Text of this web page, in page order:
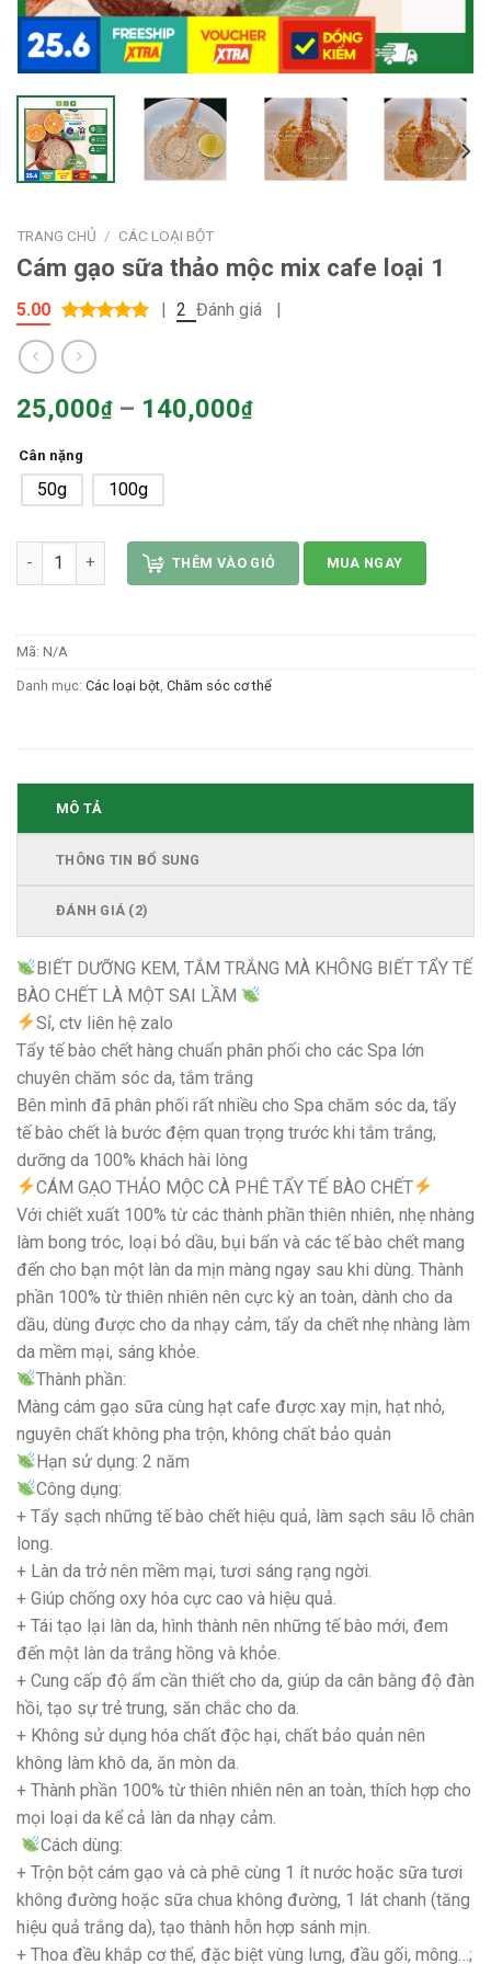
TRANG CHỦ / CÁC LOẠI BỘT
Cám gạo sữa thảo mộc mix cafe loại 1
5.00
5.00
5
| 2 Đánh giá |
25,000₫– 140,000₫
Cân nặng
50g 100g
Cám gạo sữa thảo mộc mix cafe loại 1 số lượng
THÊM VÀO GIỎ MUA NGAY
Mã: N/A
Danh mục: Các loại bột Chăm sóc cơ thể
MÔ TẢ
THÔNG TIN BỔ SUNG
ĐÁNH GIÁ (2)
BIẾT DƯỠNG KEM, TẮM TRẮNG MÀ KHÔNG BIẾT TẨY TẾ
BÀO CHẾT LÀ MỘT SAI LẦM
Sỉ, ctv liên hệ zalo
Tẩy tế bào chết hàng chuẩn phân phối cho các Spa lớn
chuyên chăm sóc da, tắm trắng
Bên mình đã phân phối rất nhiều cho Spa chăm sóc da, tẩy
tế bào chết là bước đệm quan trọng trước khi tắm trắng,
dưỡng da 100% khách hài lòng
CÁM GẠO THẢO MỘC CÀ PHÊ TẨY TẾ BÀO CHẾT
Với chiết xuất 100% từ các thành phần thiên nhiên, nhẹ nhàng
làm bong tróc, loại bỏ dầu, bụi bẩn và các tế bào chết mang
đến cho bạn một làn da mịn màng ngay sau khi dùng. Thành
phần 100% từ thiên nhiên nên cực kỳ an toàn, dành cho da
dầu, dùng được cho da nhạy cảm, tẩy da chết nhẹ nhàng làm
da mềm mại, sáng khỏe.
Thành phần:
Màng cám gạo sữa cùng hạt cafe được xay mịn, hạt nhỏ,
nguyên chất không pha trộn, không chất bảo quản
Hạn sử dụng: 2 năm
Công dụng:
+ Tẩy sạch những tế bào chết hiệu quả, làm sạch sâu lỗ chân
long.
+ Làn da trở nên mềm mại, tươi sáng rạng ngời.
+ Giúp chống oxy hóa cực cao và hiệu quả.
+ Tái tạo lại làn da, hình thành nên những tế bào mới, đem
đến một làn da trắng hồng và khỏe.
+ Cung cấp độ ẩm cần thiết cho da, giúp da cân bằng độ đàn
hồi, tạo sự trẻ trung, săn chắc cho da.
+ Không sử dụng hóa chất độc hại, chất bảo quản nên
không làm khô da, ăn mòn da.
+ Thành phần 100% từ thiên nhiên nên an toàn, thích hợp cho
mọi loại da kể cả làn da nhạy cảm.
Cách dùng:
+ Trộn bột cám gạo và cà phê cùng 1 ít nước hoặc sữa tươi
không đường hoặc sữa chua không đường, 1 lát chanh (tăng
hiệu quả trắng da), tạo thành hỗn hợp sánh mịn.
+ Thoa đều khắp cơ thể, đặc biệt vùng lưng, đầu gối, mông…;